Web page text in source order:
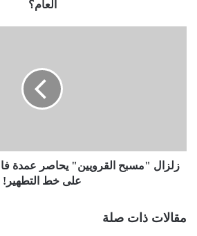
العام؟
زلزال "مسبح القرويين" يحاصر عمدة
على خط التطهير!
مقالات ذات صلة